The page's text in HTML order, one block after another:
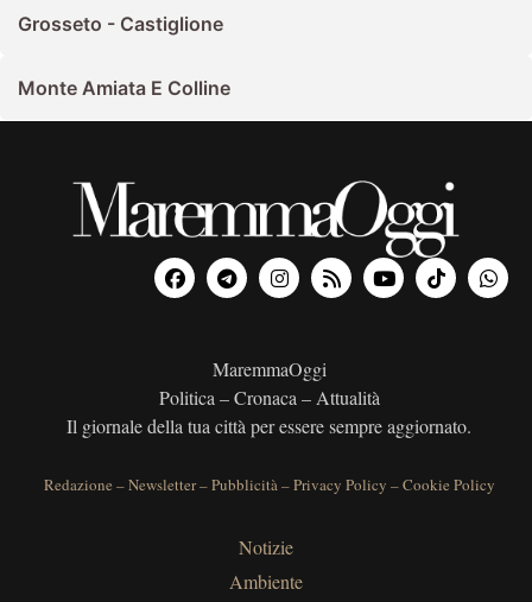
Grosseto - Castiglione
Monte Amiata E Colline
MaremmaOggi
Politica – Cronaca – Attualità
Il giornale della tua città per essere sempre aggiornato.
Redazione –Newsletter–Pubblicità–Privacy Policy –Cookie Policy
Notizie
Ambiente